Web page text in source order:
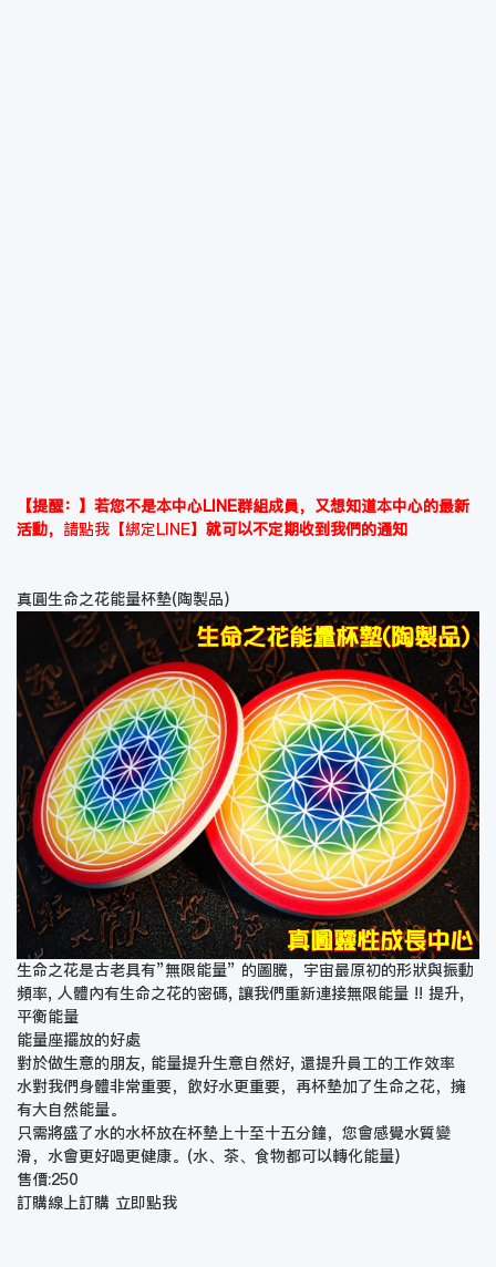
【提醒：】若您不是本中心LINE群組成員，又想知道本中心的最新
活動， 請點我【綁定LINE】 就可以不定期收到我們的通知
真圓生命之花能量杯墊(陶製品)
生命之花是古老具有”無限能量” 的圖騰，宇宙最原初的形狀與振動
頻率, 人體內有生命之花的密碼, 讓我們重新連接無限能量 !! 提升,
平衡能量
能量座擺放的好處
對於做生意的朋友, 能量提升生意自然好, 還提升員工的工作效率
水對我們身體非常重要，飲好水更重要，再杯墊加了生命之花，擁
有大自然能量。
只需將盛了水的水杯放在杯墊上十至十五分鐘，您會感覺水質變
滑，水會更好喝更健康。(水、茶、食物都可以轉化能量)
售價:250
訂購線上訂購 立即點我